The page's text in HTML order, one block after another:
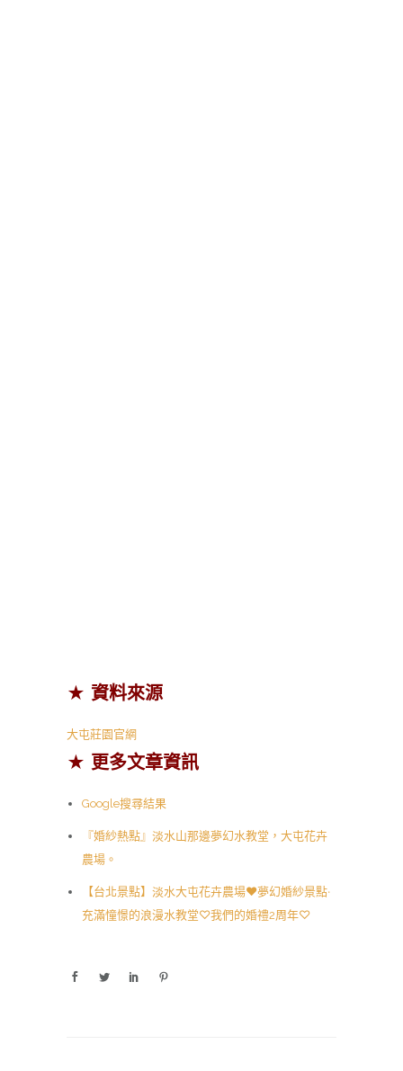
★ 資料來源
大屯莊園官網
★ 更多文章資訊
Google搜尋結果
『婚紗熱點』淡水山那邊夢幻水教堂，大屯花卉
農場。
【台北景點】淡水大屯花卉農場❤夢幻婚紗景點‧
充滿憧憬的浪漫水教堂♡我們的婚禮2周年♡